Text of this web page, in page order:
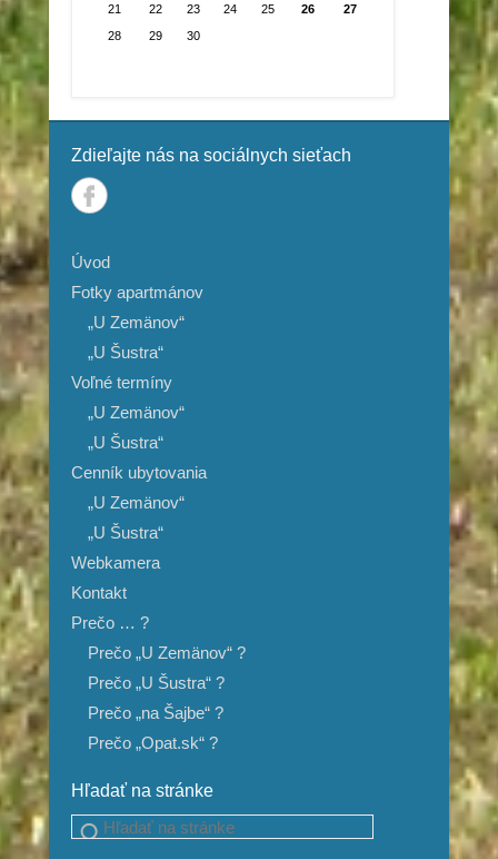
21
22 23 24 25 26
27
28
29 30
Zdieľajte nás na sociálnych sieťach
Úvod
Fotky apartmánov
„U Zemänov“
„U Šustra“
Voľné termíny
„U Zemänov“
„U Šustra“
Cenník ubytovania
„U Zemänov“
„U Šustra“
Webkamera
Kontakt
Prečo … ?
Prečo „U Zemänov“ ?
Prečo „U Šustra“ ?
Prečo „na Šajbe“ ?
Prečo „Opat.sk“ ?
Hľadať na stránke
Search